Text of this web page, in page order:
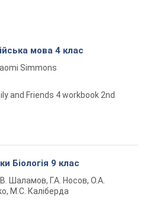
мова 4 клас
Simmons
and Friends 4 workbook 2nd
Біологія 9 клас
Шаламов, Г.А. Носов, О.А.
М.С. Каліберда